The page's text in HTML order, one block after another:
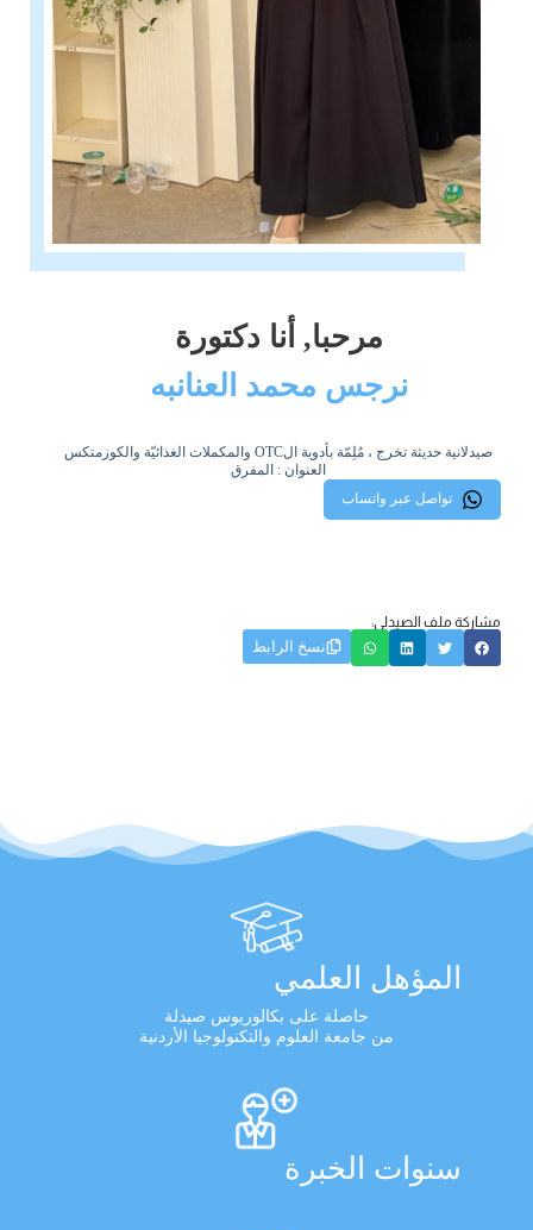
مرحبا, أنا دكتورة
نرجس محمد العنانبه
صيدلانية حديثة تخرج ، مُلِمّة بأدوية الOTC والمكملات الغذائيّة والكوزمتكس
العنوان : المفرق
تواصل عبر واتساب
مشاركة ملف الصيدلي:
نسخ الرابط
المؤهل العلمي
حاصلة على بكالوريوس صيدلة
من جامعة العلوم والتكنولوجيا الأردنية
سنوات الخبرة